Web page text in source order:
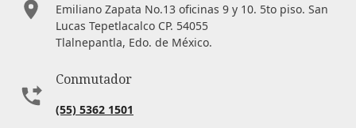
Emiliano Zapata No.13 oficinas 9 y 10. 5to piso. San
Lucas Tepetlacalco CP. 54055
Tlalnepantla, Edo. de México.
Conmutador
(55) 5362 1501